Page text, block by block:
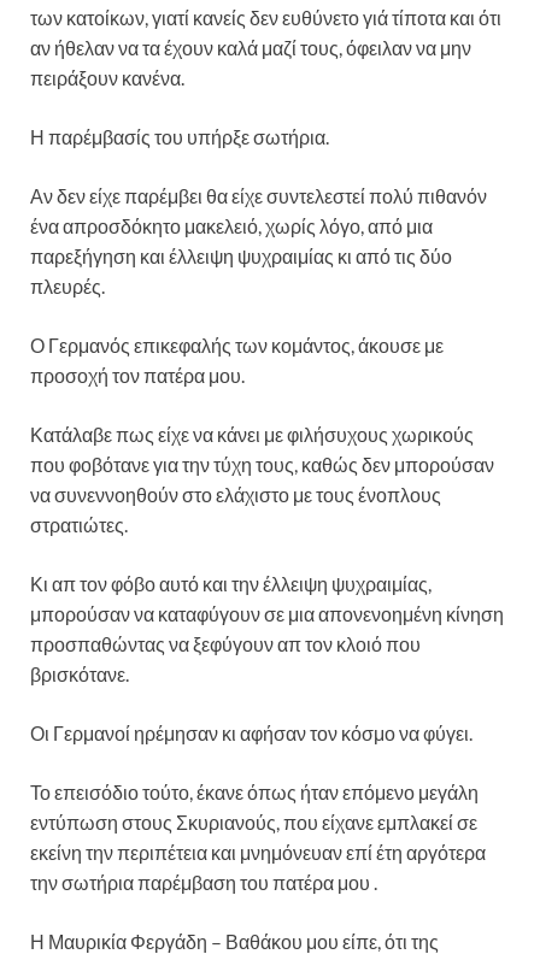
των κατοίκων, γιατί κανείς δεν ευθύνετο γιά τίποτα και ότι
αν ήθελαν να τα έχουν καλά μαζί τους, όφειλαν να μην
πειράξουν κανένα.
Η παρέμβασίς του υπήρξε σωτήρια.
Αν δεν είχε παρέμβει θα είχε συντελεστεί πολύ πιθανόν
ένα απροσδόκητο μακελειό, χωρίς λόγο, από μια
παρεξήγηση και έλλειψη ψυχραιμίας κι από τις δύο
πλευρές.
Ο Γερμανός επικεφαλής των κομάντος, άκουσε με
προσοχή τον πατέρα μου.
Κατάλαβε πως είχε να κάνει με φιλήσυχους χωρικούς
που φοβότανε για την τύχη τους, καθώς δεν μπορούσαν
να συνεννοηθούν στο ελάχιστο με τους ένοπλους
στρατιώτες.
Κι απ τον φόβο αυτό και την έλλειψη ψυχραιμίας,
μπορούσαν να καταφύγουν σε μια απονενοημένη κίνηση
προσπαθώντας να ξεφύγουν απ τον κλοιό που
βρισκότανε.
Οι Γερμανοί ηρέμησαν κι αφήσαν τον κόσμο να φύγει.
Το επεισόδιο τούτο, έκανε όπως ήταν επόμενο μεγάλη
εντύπωση στους Σκυριανούς, που είχανε εμπλακεί σε
εκείνη την περιπέτεια και μνημόνευαν επί έτη αργότερα
την σωτήρια παρέμβαση του πατέρα μου .
Η Μαυρικία Φεργάδη – Βαθάκου μου είπε, ότι της